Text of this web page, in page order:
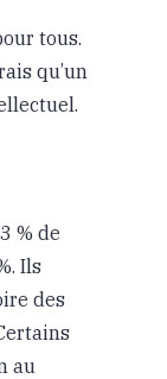
tous.
qu’un
% de
Ils
des
au